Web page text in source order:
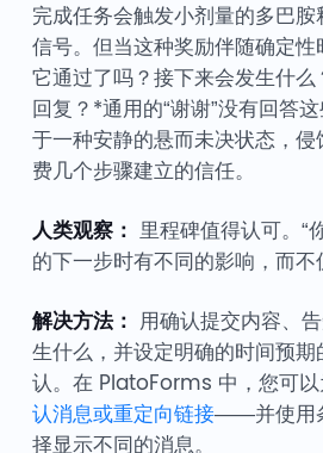
完成任务会触发小剂量的多巴
信号。但当这种奖励伴随确定
它通过了吗？接下来会发生什
回复？*通用的“谢谢”没有回答
于一种安静的悬而未决状态，
费几个步骤建立的信任。
人类观察： 里程碑值得认可。“
的下一步时有不同的影响，而不
解决方法： 用确认提交内容、
生什么，并设定明确的时间预
认。在 PlatoForms 中，您可
认消息或重定向链接——并使用
择显示不同的消息。